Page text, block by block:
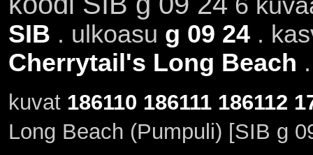
SIB . ulkoasu g 09 24.
Cherrytail's Long Beach
kuvat 186110 186111 186112
Long Beach (Pumpuli) [SIB g